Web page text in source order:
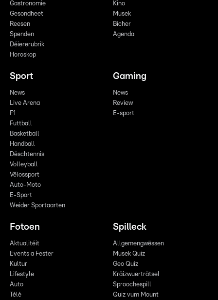
Gastronomie
Gesondheet
Reesen
Spenden
Déiererubrik
Horoskop
Kino
Musek
Bicher
Agenda
Sport
News
Live Arena
F1
Futtball
Basketball
Handball
Dëschtennis
Volleyball
Vëlossport
Auto-Moto
E-Sport
Weider Sportaarten
Gaming
News
Review
E-sport
Fotoen
Aktualitéit
Events a Fester
Kultur
Lifestyle
Auto
Télé
Spilleck
Allgemengwëssen
Musek Quiz
Geo Quiz
Kräizwuerträtsel
Sproochespill
Quiz vum Mount